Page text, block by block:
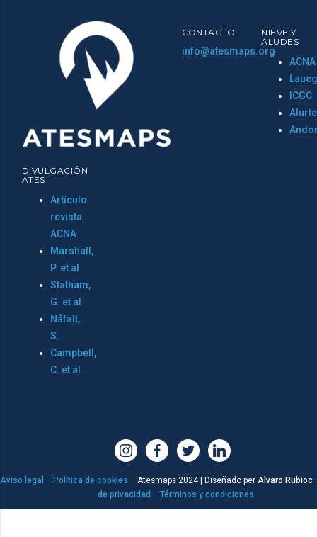
CONTACTO
info@atesmaps.org
NIEVE Y
ALUDES
ACNA
ICGC
Alurte
DIVULGACIÓN
ATES
Artículo
revista
ACNA
Marshall,
P. et al
Statham,
G. et al
Nåfält,
S.
Campbell,
C. et al
Aviso legal Política de cookies Atesmaps 2024 | Diseñado per Alvaro Rubioc
de privacidad
Términos y condiciones